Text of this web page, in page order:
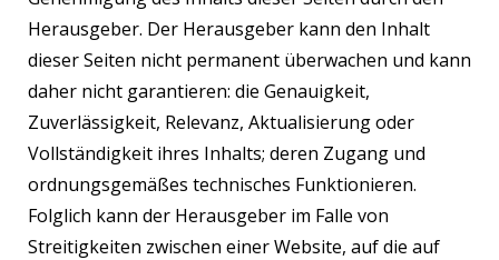
Herausgeber. Der Herausgeber kann den Inhalt
dieser Seiten nicht permanent überwachen und kann
daher nicht garantieren: die Genauigkeit,
Zuverlässigkeit, Relevanz, Aktualisierung oder
Vollständigkeit ihres Inhalts; deren Zugang und
ordnungsgemäßes technisches Funktionieren.
Folglich kann der Herausgeber im Falle von
Streitigkeiten zwischen einer Website, auf die auf